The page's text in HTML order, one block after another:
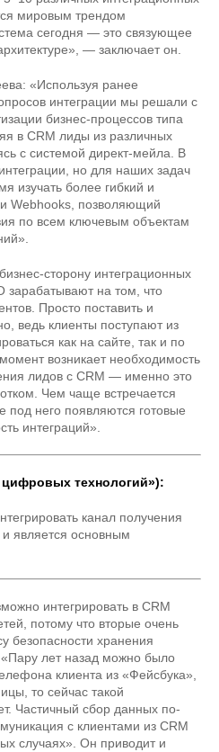
мировым трендом
сегодня — это связующее
— заключает он.
«Используя ранее
интеграции мы решали с
бизнес-процессов типа
в CRM лиды из различных
с системой директ-мейла. В
но для наших задач
изучать более гибкий и
Webhooks, позволяющий
по всем ключевым объектам
сторону интеграционных
зарабатывают на том, что
Просто поставить и
ведь клиенты поступают из
как на сайте, так и по
возникает необходимость
лидов с CRM — именно это
Чем чаще встречается
под него появляются готовые
интеграций».
технологий»):
канал получения
является основным
интегрировать в CRM
потому что вторые очень
безопасности хранения
лет назад можно было
клиента из «Фейсбука»,
то сейчас такой
Частичный сбор данных по-
с клиентами из CRM
случаях». Он приводит и